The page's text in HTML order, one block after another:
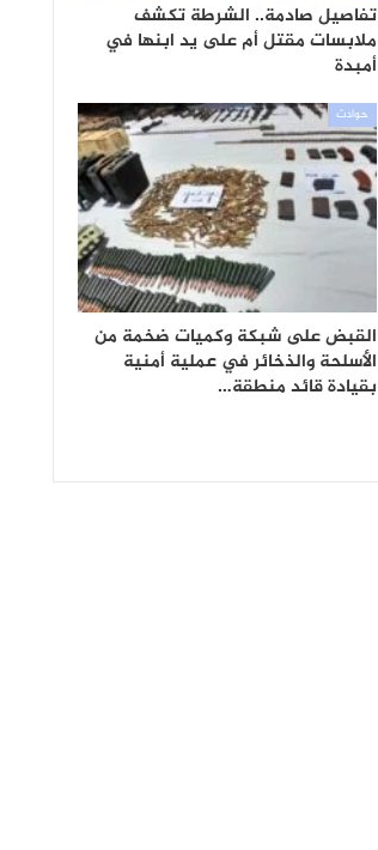
تفاصيل صادمة.. الشرطة تكشف
ملابسات مقتل أم على يد ابنها في
أمبدة
حوادث
القبض على شبكة وكميات ضخمة من
الأسلحة والذخائر في عملية أمنية
بقيادة قائد منطقة…